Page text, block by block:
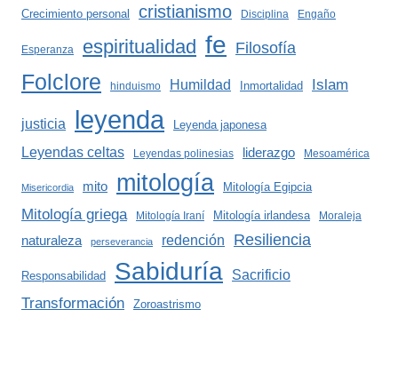
Crecimiento personal cristianismo Disciplina Engaño
Esperanza espiritualidad fe Filosofía
Folclore hinduismo Humildad Inmortalidad Islam
justicia leyenda Leyenda japonesa
Leyendas celtas Leyendas polinesias liderazgo Mesoamérica
Misericordia mito mitología Mitología Egipcia
Mitología griega Mitología Iraní Mitología irlandesa Moraleja
naturaleza perseverancia redención Resiliencia
Responsabilidad Sabiduría Sacrificio
Transformación Zoroastrismo